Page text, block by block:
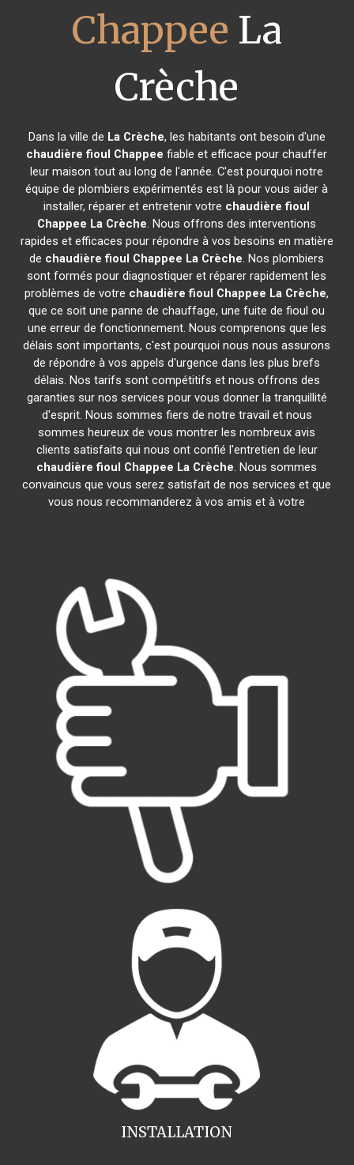
Chappee La
Crèche
Dans la ville de La Crèche, les habitants ont besoin d'une
chaudière fioul Chappee fiable et efficace pour chauffer
leur maison tout au long de l'année. C'est pourquoi notre
équipe de plombiers expérimentés est là pour vous aider à
installer, réparer et entretenir votre chaudière fioul
Chappee La Crèche. Nous offrons des interventions
rapides et efficaces pour répondre à vos besoins en matière
de chaudière fioul Chappee La Crèche. Nos plombiers
sont formés pour diagnostiquer et réparer rapidement les
problèmes de votre chaudière fioul Chappee La Crèche,
que ce soit une panne de chauffage, une fuite de fioul ou
une erreur de fonctionnement. Nous comprenons que les
délais sont importants, c'est pourquoi nous nous assurons
de répondre à vos appels d'urgence dans les plus brefs
délais. Nos tarifs sont compétitifs et nous offrons des
garanties sur nos services pour vous donner la tranquillité
d'esprit. Nous sommes fiers de notre travail et nous
sommes heureux de vous montrer les nombreux avis
clients satisfaits qui nous ont confié l'entretien de leur
chaudière fioul Chappee La Crèche. Nous sommes
convaincus que vous serez satisfait de nos services et que
vous nous recommanderez à vos amis et à votre
INSTALLATION